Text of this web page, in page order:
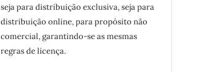
seja para distribuição exclusiva, seja para
distribuição online, para propósito não
comercial, garantindo-se as mesmas
regras de licença.